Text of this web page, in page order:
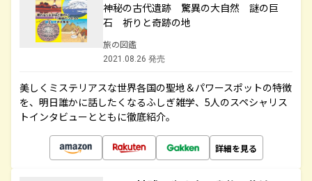
神秘の古代遺跡 驚異の大自然 謎の巨
石 祈りと奇跡の地
旅の図鑑
2021.08.26 発売
美しくミステリアスな世界各国の聖地＆パワースポットの特徴
を、明日誰かに話したくなるふしぎ雑学、5人のスペシャリス
トインタビューとともに徹底紹介。
詳細を見る